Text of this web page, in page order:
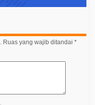
Ruas yang wajib ditandai *